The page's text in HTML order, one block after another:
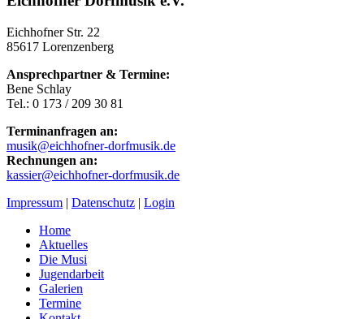
Eichhofner Str. 22
85617 Lorenzenberg
Ansprechpartner & Termine:
Bene Schlay
Tel.: 0 173 / 209 30 81
Terminanfragen an:
musik@eichhofner-dorfmusik.de
Rechnungen an:
kassier@eichhofner-dorfmusik.de
Impressum | Datenschutz | Login
Home
Aktuelles
Die Musi
Jugendarbeit
Galerien
Termine